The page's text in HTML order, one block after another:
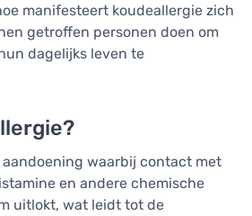
manifesteert koudeallergie zich
getroffen personen doen om
dagelijks leven te
aandoening waarbij contact met
en andere chemische
uitlokt, wat leidt tot de